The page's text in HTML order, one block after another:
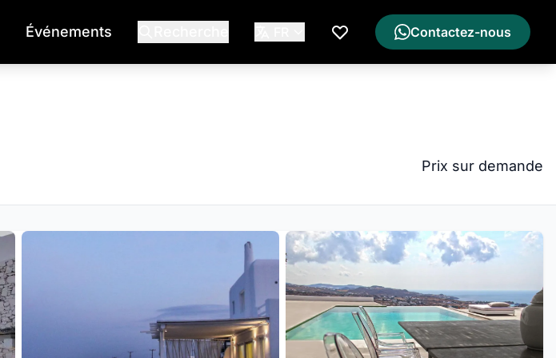
Événements
Ma Liste de Souhaits
Contactez-nous
Prix sur demande